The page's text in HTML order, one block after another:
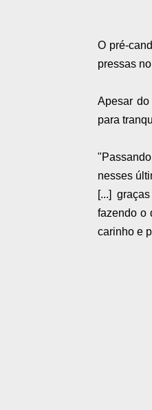
O pré-
pressas
Apesar
para
nesses
[...]
fazendo o
carinho e